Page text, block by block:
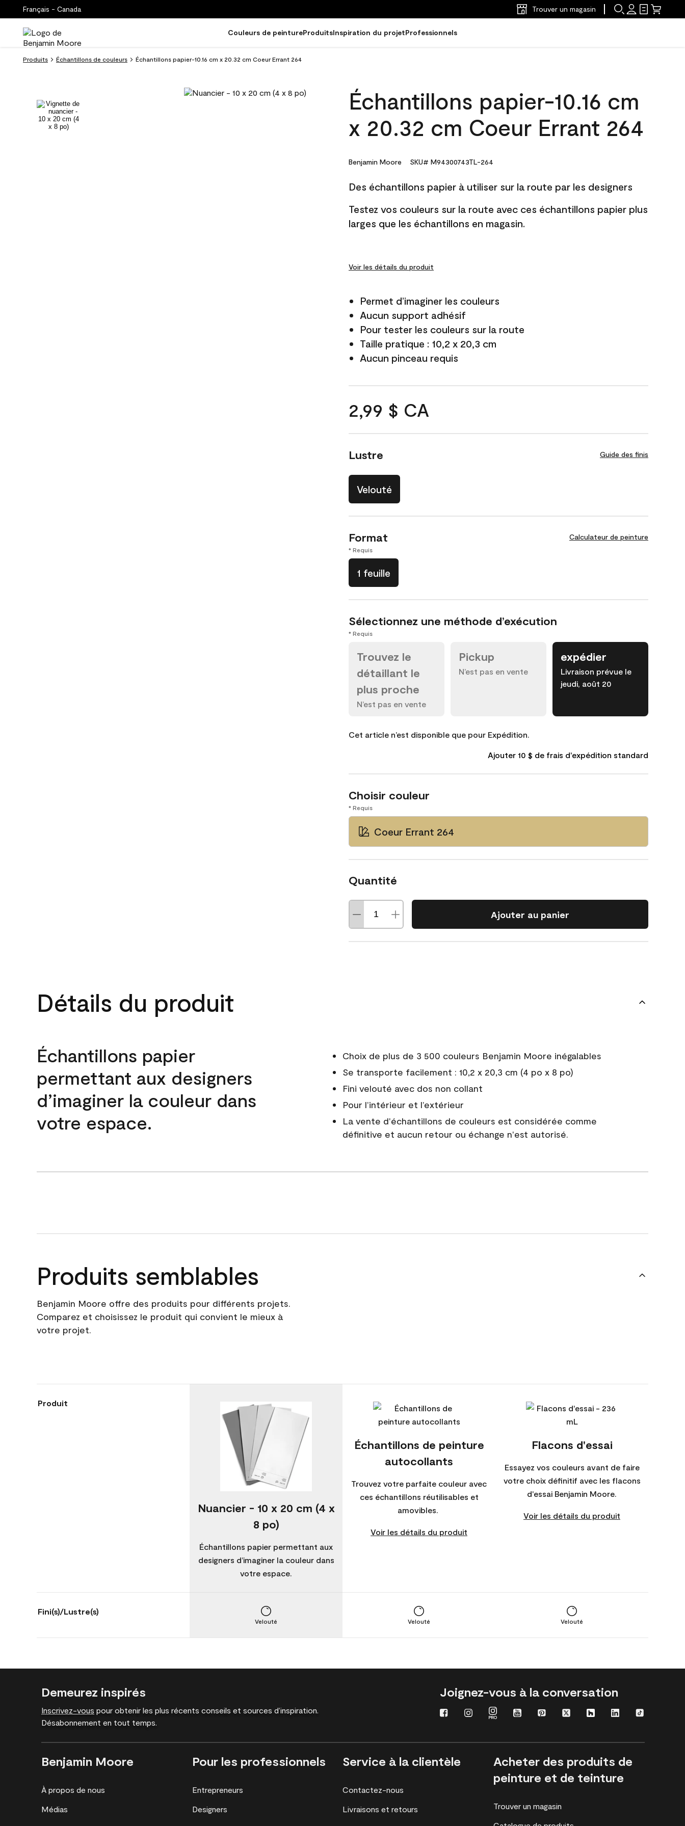
Français - Canada Trouver un magasin
Couleurs de peintureProduitsInspiration du projetProfessionnels
Produits Échantillons de couleurs Échantillons papier-10.16 cm x 20.32 cm Coeur Errant 264
Échantillons papier-10.16 cm
x 20.32 cm Coeur Errant 264
Benjamin Moore SKU# M94300743TL-264
Des échantillons papier à utiliser sur la route par les designers
Testez vos couleurs sur la route avec ces échantillons papier plus
larges que les échantillons en magasin.
Voir les détails du produit
Permet d’imaginer les couleurs
Aucun support adhésif
Pour tester les couleurs sur la route
Taille pratique : 10,2 x 20,3 cm
Aucun pinceau requis
2,99 $ CA
Lustre Guide des finis
Velouté
Format Calculateur de peinture
* Requis
1 feuille
Sélectionnez une méthode d’exécution
* Requis
Trouvez le
détaillant le
plus proche
N’est pas en vente
Pickup
N’est pas en vente
expédier
Livraison prévue le
jeudi, août 20
Cet article n’est disponible que pour Expédition.
Ajouter 10 $ de frais d'expédition standard
Choisir couleur
* Requis
Coeur Errant 264
Quantité
Ajouter au panier
Détails du produit
Échantillons papier
permettant aux designers
d’imaginer la couleur dans
votre espace.
Choix de plus de 3 500 couleurs Benjamin Moore inégalables
Se transporte facilement : 10,2 x 20,3 cm (4 po x 8 po)
Fini velouté avec dos non collant
Pour l’intérieur et l’extérieur
La vente d'échantillons de couleurs est considérée comme
définitive et aucun retour ou échange n'est autorisé.
Produits semblables
Benjamin Moore offre des produits pour différents projets.
Comparez et choisissez le produit qui convient le mieux à
votre projet.
Produit
Nuancier - 10 x 20 cm (4 x
8 po)
Échantillons papier permettant aux
designers d’imaginer la couleur dans
votre espace.
Échantillons de peinture
autocollants
Trouvez votre parfaite couleur avec
ces échantillons réutilisables et
amovibles.
Voir les détails du produit
Flacons d'essai
Essayez vos couleurs avant de faire
votre choix définitif avec les flacons
d'essai Benjamin Moore.
Voir les détails du produit
Fini(s)/Lustre(s)
Velouté Velouté Velouté
Demeurez inspirés
Inscrivez-vous pour obtenir les plus récents conseils et sources d’inspiration.
Désabonnement en tout temps.
Joignez-vous à la conversation
Benjamin Moore
À propos de nous
Médias
Pour les professionnels
Entrepreneurs
Designers
Service à la clientèle
Contactez-nous
Livraisons et retours
Acheter des produits de
peinture et de teinture
Trouver un magasin